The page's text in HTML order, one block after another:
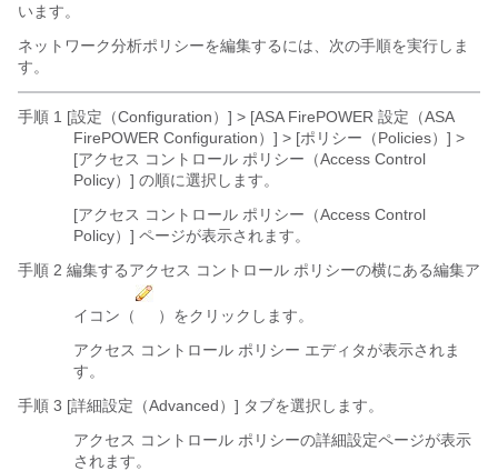
います。
ネットワーク分析ポリシーを編集するには、次の手順を実行しま
す。
手順 1 [設定（Configuration）] > [ASA FirePOWER 設定（ASA
FirePOWER Configuration）] > [ポリシー（Policies）] >
[アクセス コントロール ポリシー（Access Control
Policy）] の順に選択します。
[アクセス コントロール ポリシー（Access Control
Policy）] ページが表示されます。
手順 2 編集するアクセス コントロール ポリシーの横にある編集ア
イコン（
）をクリックします。
アクセス コントロール ポリシー エディタが表示されま
す。
手順 3 [詳細設定（Advanced）] タブを選択します。
アクセス コントロール ポリシーの詳細設定ページが表示
されます。